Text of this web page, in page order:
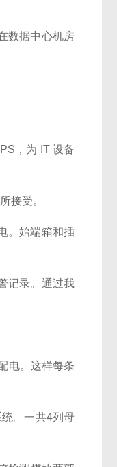
数据中心机房
，为 IT 设备
接受。
。始端箱和插
记录。通过我
电。这样每条
。一共4列母